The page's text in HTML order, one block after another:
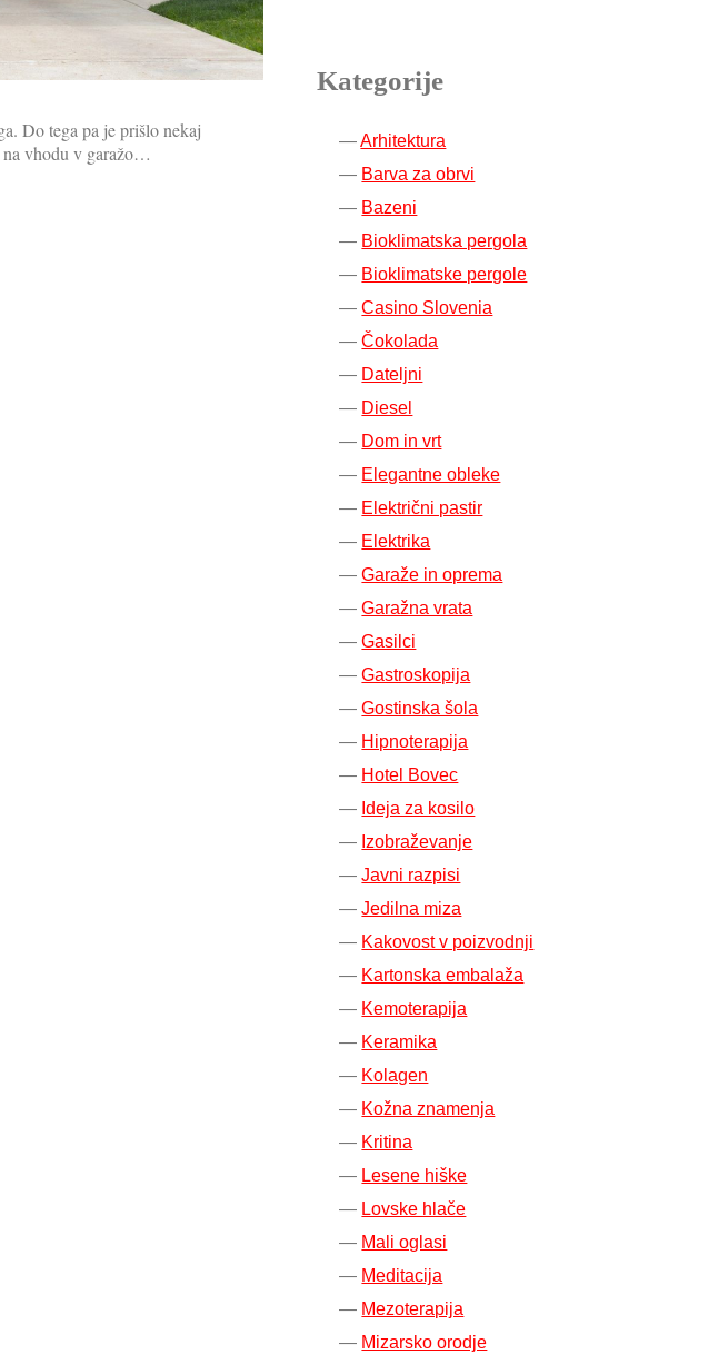
Do tega pa je prišlo nekaj
na vhodu v garažo…
Kategorije
Arhitektura
Barva za obrvi
Bazeni
Bioklimatska pergola
Bioklimatske pergole
Casino Slovenia
Čokolada
Dateljni
Diesel
Dom in vrt
Elegantne obleke
Električni pastir
Elektrika
Garaže in oprema
Garažna vrata
Gasilci
Gastroskopija
Gostinska šola
Hipnoterapija
Hotel Bovec
Ideja za kosilo
Izobraževanje
Javni razpisi
Jedilna miza
Kakovost v poizvodnji
Kartonska embalaža
Kemoterapija
Keramika
Kolagen
Kožna znamenja
Kritina
Lesene hiške
Lovske hlače
Mali oglasi
Meditacija
Mezoterapija
Mizarsko orodje